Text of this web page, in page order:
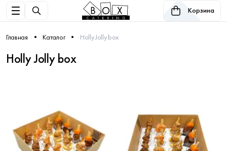
Корзина
Главная Каталог Holly Jolly box
Holly Jolly box